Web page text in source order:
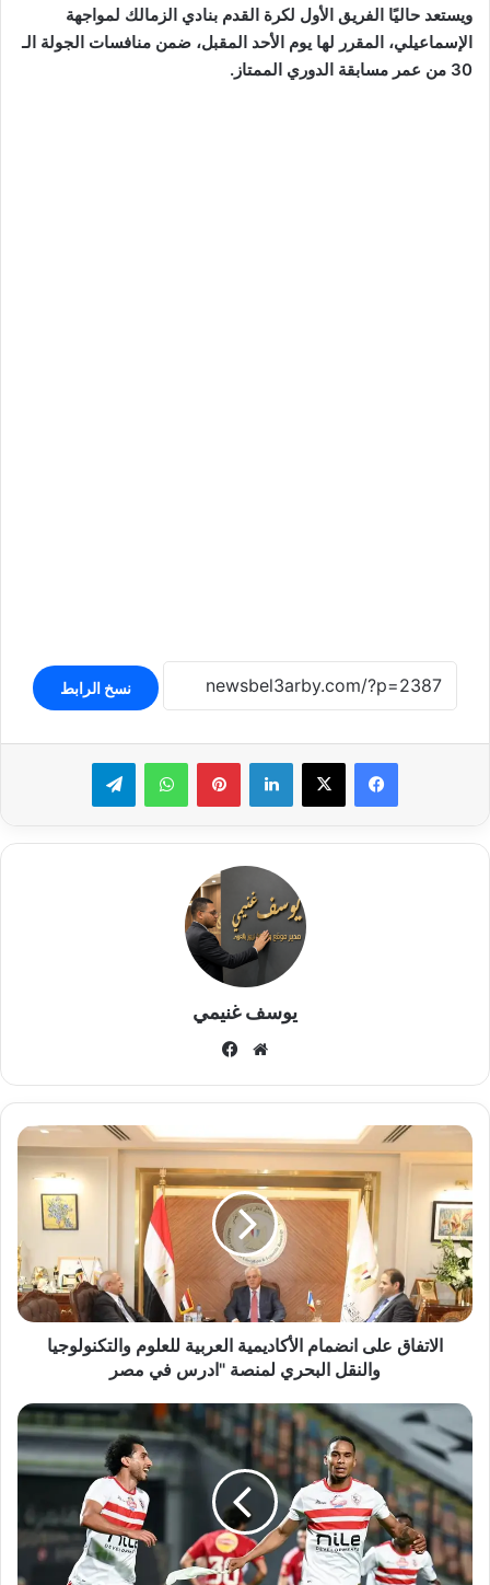
ويستعد حاليًا الفريق الأول لكرة القدم بنادي الزمالك لمواجهة
الإسماعيلي، المقرر لها يوم الأحد المقبل، ضمن منافسات الجولة الـ
30 من عمر مسابقة الدوري الممتاز.
نسخ الرابط
لينكدإن بينتيريستواتساب تيلقرام
يوسف غنيمي
موقع
الاتفاق
انضمام
الأكاديمية
العربية
للعلوم
والتكنولوجيا
والنقل
البحري
لمنصة
مصر
الاتفاق على انضمام الأكاديمية العربية للعلوم والتكنولوجيا
والنقل البحري لمنصة "ادرس في مصر
مهاجم
الزمالك
يعود
للمشاركة
في
التدريبات
استعدادًا
لمواجهة